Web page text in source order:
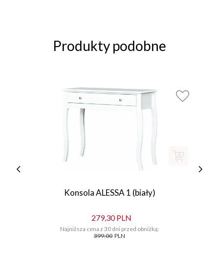
Produkty podobne
Konsola ALESSA 1 (biały)
279,30 PLN
Najniższa cena z 30 dni przed obniżką:
399.00 PLN